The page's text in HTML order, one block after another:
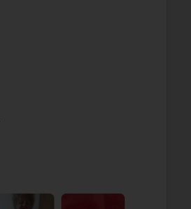
a jelentkezését
leszek.